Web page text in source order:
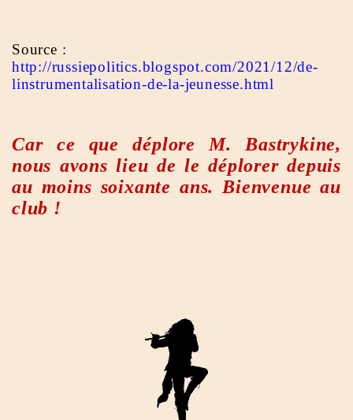
Source :
http://russiepolitics.blogspot.com/2021/12/de-
linstrumentalisation-de-la-jeunesse.html
Car ce que déplore M. Bastrykine,
nous avons lieu de le déplorer depuis
au moins soixante ans. Bienvenue au
club !